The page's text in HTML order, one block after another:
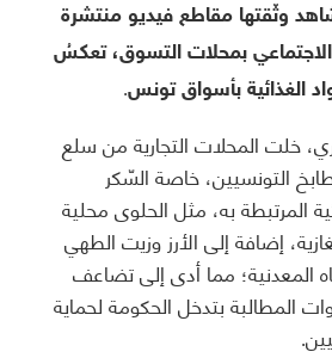
وثّقتها مقاطع فيديو منتشرة
بمحلات التسوق، تعكسُ
الغذائية بأسواق تونس.
خلت المحلات التجارية من سلع
التونسيين، خاصة السّكر
المرتبطة به، مثل الحلوى محلية
إضافة إلى الأرز وزيت الطهي
المعدنية؛ مما أدى إلى تضاعف
المطالبة بتدخل الحكومة لحماية